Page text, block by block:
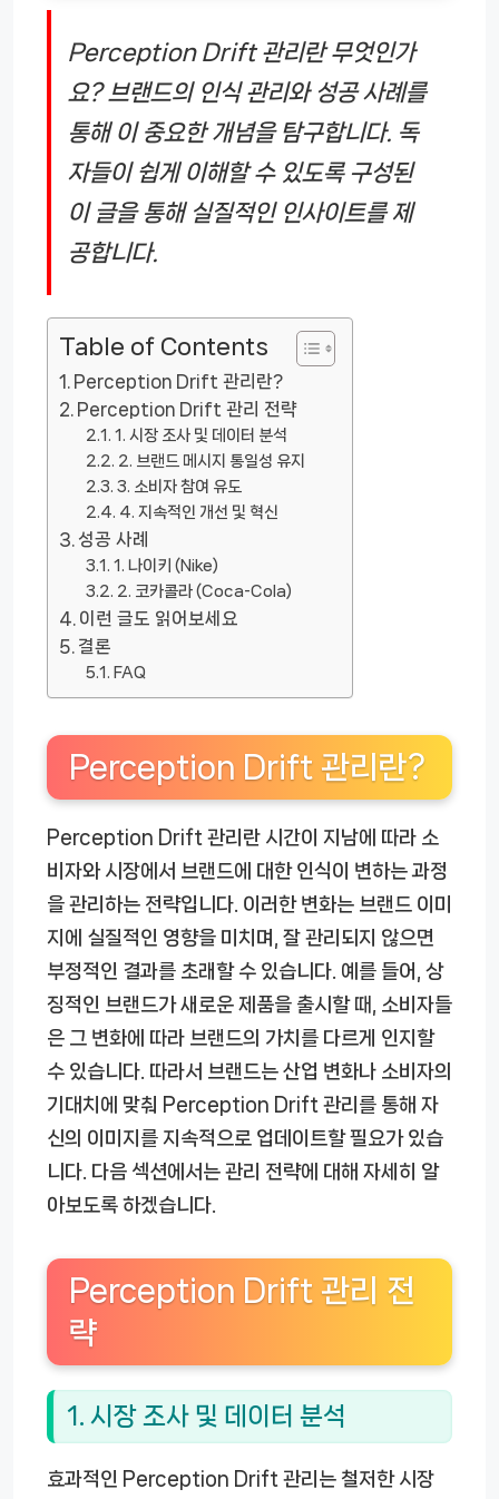
Perception Drift 관리란 무엇인가
요? 브랜드의 인식 관리와 성공 사례를
통해 이 중요한 개념을 탐구합니다. 독
자들이 쉽게 이해할 수 있도록 구성된
이 글을 통해 실질적인 인사이트를 제
공합니다.
Table of Contents
Perception Drift 관리란?
Perception Drift 관리 전략
1. 시장 조사 및 데이터 분석
2. 브랜드 메시지 통일성 유지
3. 소비자 참여 유도
4. 지속적인 개선 및 혁신
성공 사례
1. 나이키 (Nike)
2. 코카콜라 (Coca-Cola)
이런 글도 읽어보세요
결론
FAQ
Perception Drift 관리란?
Perception Drift 관리란 시간이 지남에 따라 소
비자와 시장에서 브랜드에 대한 인식이 변하는 과정
을 관리하는 전략입니다. 이러한 변화는 브랜드 이미
지에 실질적인 영향을 미치며, 잘 관리되지 않으면
부정적인 결과를 초래할 수 있습니다. 예를 들어, 상
징적인 브랜드가 새로운 제품을 출시할 때, 소비자들
은 그 변화에 따라 브랜드의 가치를 다르게 인지할
수 있습니다. 따라서 브랜드는 산업 변화나 소비자의
기대치에 맞춰 Perception Drift 관리를 통해 자
신의 이미지를 지속적으로 업데이트할 필요가 있습
니다. 다음 섹션에서는 관리 전략에 대해 자세히 알
아보도록 하겠습니다.
Perception Drift 관리 전
략
1. 시장 조사 및 데이터 분석
효과적인 Perception Drift 관리는 철저한 시장